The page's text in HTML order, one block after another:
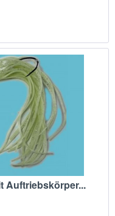
Auftriebskörper...